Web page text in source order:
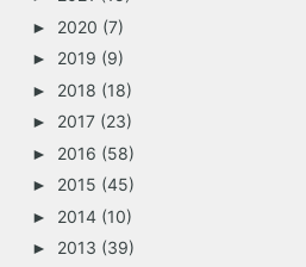
► 2020 (7)
► 2019 (9)
► 2018 (18)
► 2017 (23)
► 2016 (58)
► 2015 (45)
► 2014 (10)
► 2013 (39)